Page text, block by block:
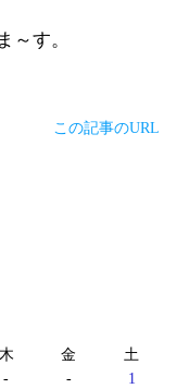
～す。
この記事のURL
木 金
土
- -
1